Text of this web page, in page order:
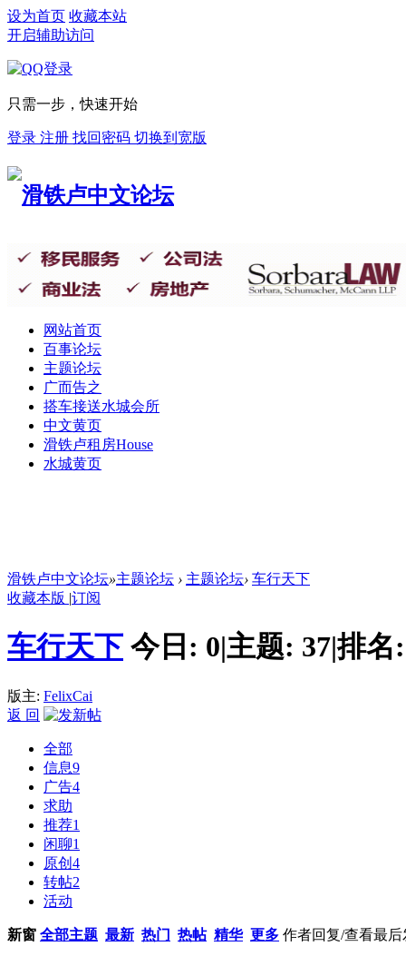
设为首页 收藏本站
开启辅助访问
只需一步，快速开始
登录 注册 找回密码 切换到宽版
网站首页
百事论坛
主题论坛
广而告之
搭车接送水城会所
中文黄页
滑铁卢租房House
水城黄页
滑铁卢中文论坛»主题论坛 › 主题论坛› 车行天下
收藏本版 |订阅
车行天下 今日: 0|主题: 37|排
版主: FelixCai
返 回
全部
信息9
广告4
求助
推荐1
闲聊1
原创 4
转帖2
活动
新窗 全部主题 最新 热门 热帖 精华 更多 作者回复/查看最后